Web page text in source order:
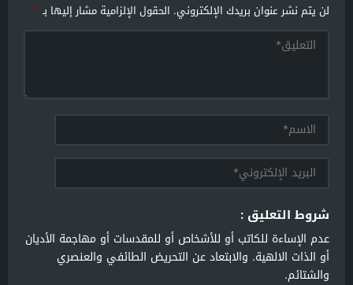
لن يتم نشر عنوان بريدك الإلكتروني. الحقول الإلزامية مشار إليها بـ*
شروط التعليق :
عدم الإساءة للكاتب أو للأشخاص أو للمقدسات أو مهاجمة الأديان
أو الذات الالهية. والابتعاد عن التحريض الطائفي والعنصري
والشتائم.